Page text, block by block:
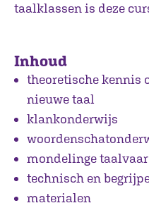
taalklassen is deze
Inhoud
theoretische kennis
nieuwe taal
klankonderwijs
mondelinge
technisch en
materialen